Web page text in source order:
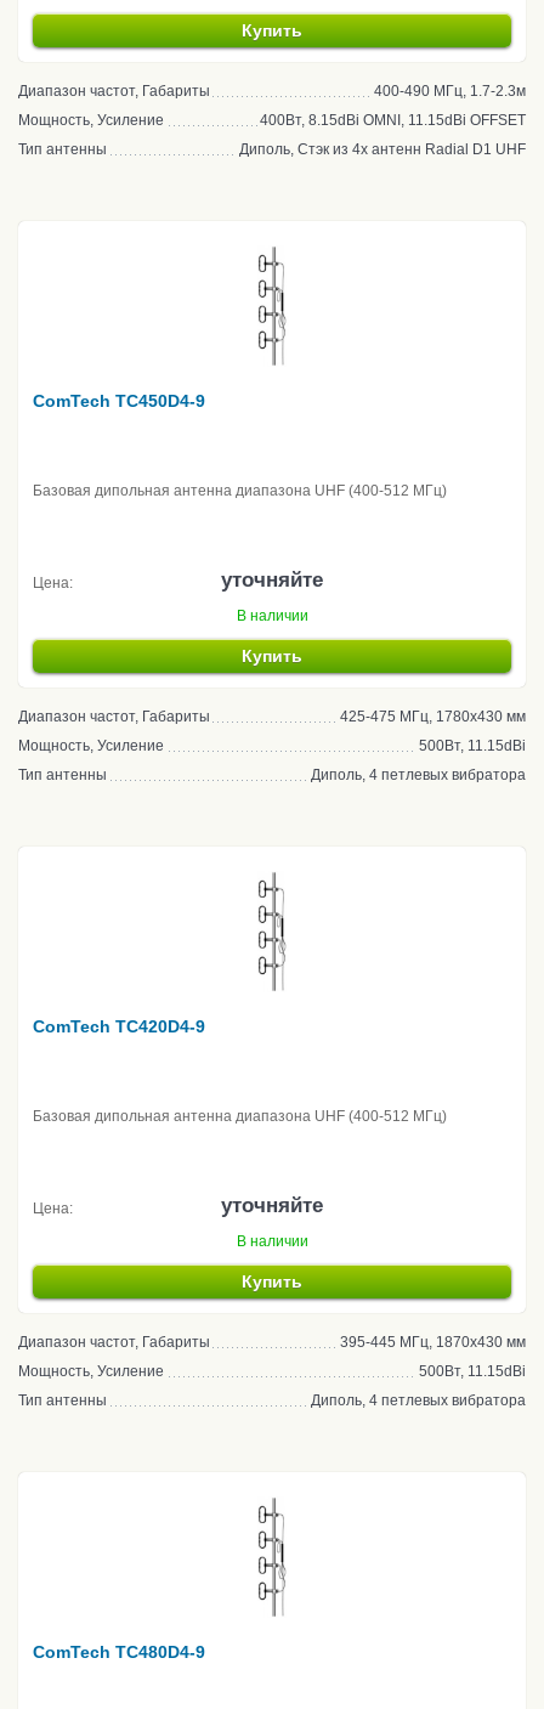
Купить
Диапазон частот, Габариты
400-490 МГц, 1.7-2.3м
Мощность, Усиление
400Вт, 8.15dBi OMNI, 11.15dBi OFFSET
Тип антенны
Диполь, Стэк из 4х антенн Radial D1 UHF
ComTech TC450D4-9
Базовая дипольная антенна диапазона UHF (400-512 МГц)
Цена: уточняйте
В наличии
Купить
Диапазон частот, Габариты
425-475 МГц, 1780х430 мм
Мощность, Усиление
500Вт, 11.15dBi
Тип антенны
Диполь, 4 петлевых вибратора
ComTech TC420D4-9
Базовая дипольная антенна диапазона UHF (400-512 МГц)
Цена: уточняйте
В наличии
Купить
Диапазон частот, Габариты
395-445 МГц, 1870х430 мм
Мощность, Усиление
500Вт, 11.15dBi
Тип антенны
Диполь, 4 петлевых вибратора
ComTech TC480D4-9